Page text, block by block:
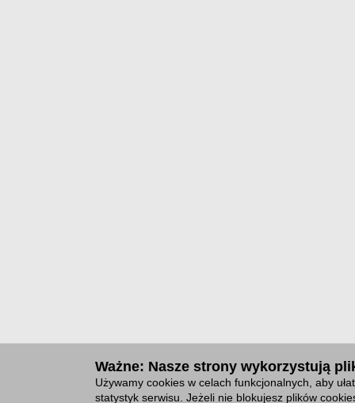
Ważne: Nasze strony wykorzystują
Używamy cookies w celach funkcjonalnych, aby
statystyk serwisu. Jeżeli nie blokujesz plików